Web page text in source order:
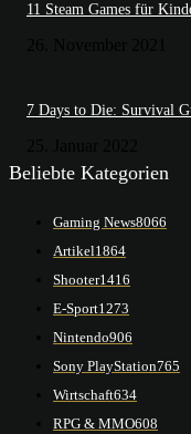
11 Steam Games für
7 Days to Die: Survival
Beliebte Kategorien
Gaming News8066
Artikel1864
Shooter1416
E-Sport1273
Nintendo906
Sony PlayStation765
Wirtschaft634
RPG & MMO608